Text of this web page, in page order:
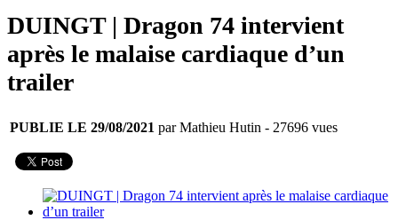
DUINGT | Dragon 74 intervient
après le malaise cardiaque d’un
trailer
PUBLIE LE 29/08/2021 par Mathieu Hutin - 27696 vues